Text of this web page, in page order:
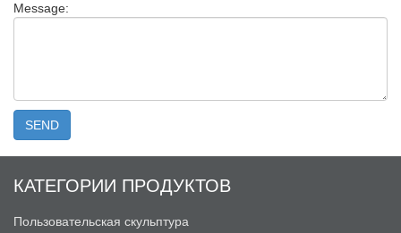
Message:
КАТЕГОРИИ ПРОДУКТОВ
Пользовательская скульптура